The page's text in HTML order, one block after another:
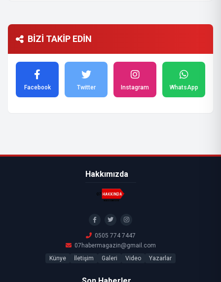
BİZİ TAKİP EDİN
Facebook Twitter Instagram WhatsApp
Hakkımızda
0505 774 7447
07habermagazin@gmail.com
Künye
İletişim Galeri Video Yazarlar